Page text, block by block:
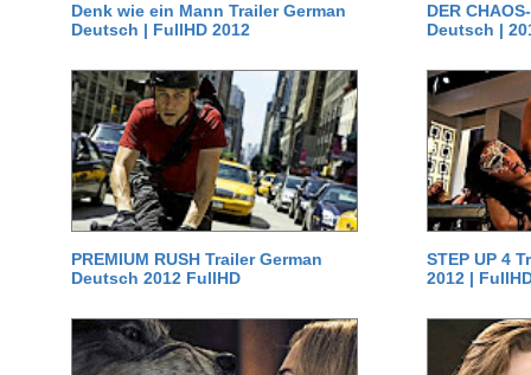
Denk wie ein Mann Trailer German
Deutsch | FullHD 2012
DER
Deutsch |
PREMIUM RUSH Trailer German
Deutsch 2012 FullHD
STEP UP 4
2012 |